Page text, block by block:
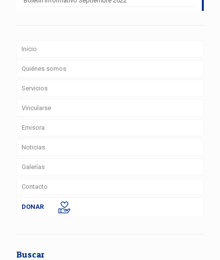
Inicio
Quiénes somos
Servicios
Vincularse
Emisora
Noticias
Galerías
Contacto
DONAR
Buscar